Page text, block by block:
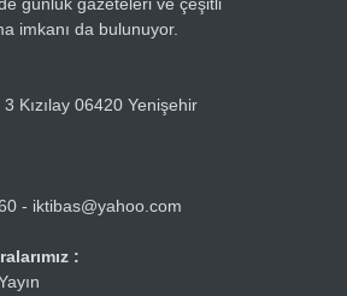
günlük gazeteleri ve çeşitli
imkanı da bulunuyor.
Kızılay 06420 Yenişehir
- iktibas@yahoo.com
: